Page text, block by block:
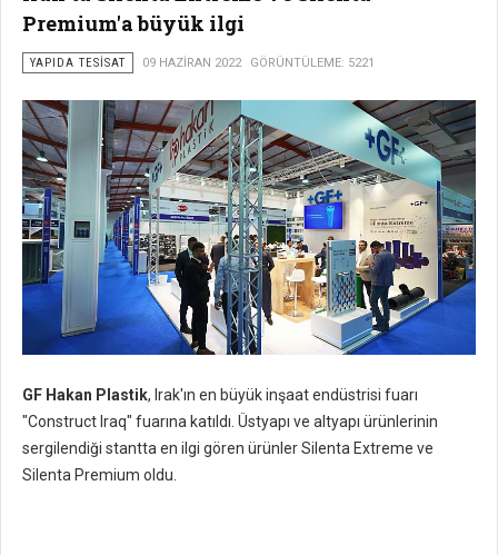
Premium'a büyük ilgi
YAPIDA TESISAT 09 HAZIRAN 2022 GÖRÜNTÜLEME: 5221
GF Hakan Plastik, Irak'ın en büyük inşaat endüstrisi fuarı
"Construct Iraq" fuarına katıldı. Üstyapı ve altyapı ürünlerinin
sergilendiği stantta en ilgi gören ürünler Silenta Extreme ve
Silenta Premium oldu.